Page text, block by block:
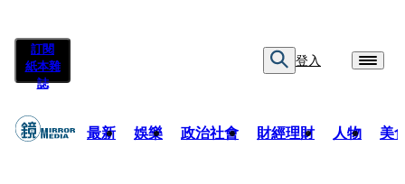
訂閱
紙本雜
誌
登入
最新 娛樂 政治社會 財經理財 人物 美